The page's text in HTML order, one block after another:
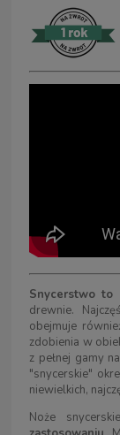
Snycerstwo to
drewnie.
obejmuje
zdobienia w
z pełnej gamy
"snycerskie"
niewielkich,
Noże